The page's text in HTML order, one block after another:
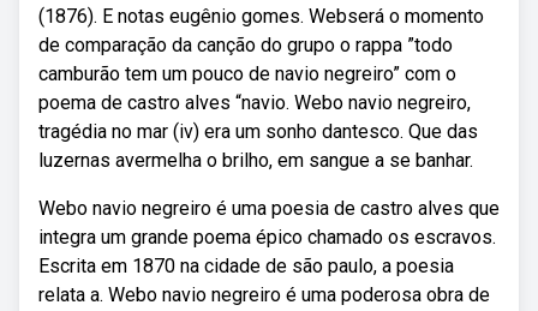
(1876). E notas eugênio gomes. Webserá o momento
de comparação da canção do grupo o rappa ”todo
camburão tem um pouco de navio negreiro” com o
poema de castro alves “navio. Webo navio negreiro,
tragédia no mar (iv) era um sonho dantesco. Que das
luzernas avermelha o brilho, em sangue a se banhar.
Webo navio negreiro é uma poesia de castro alves que
integra um grande poema épico chamado os escravos.
Escrita em 1870 na cidade de são paulo, a poesia
relata a. Webo navio negreiro é uma poderosa obra de